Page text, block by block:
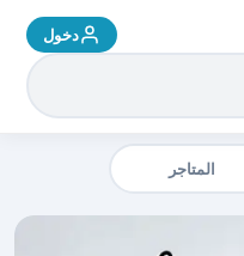
دخول
المتاجر